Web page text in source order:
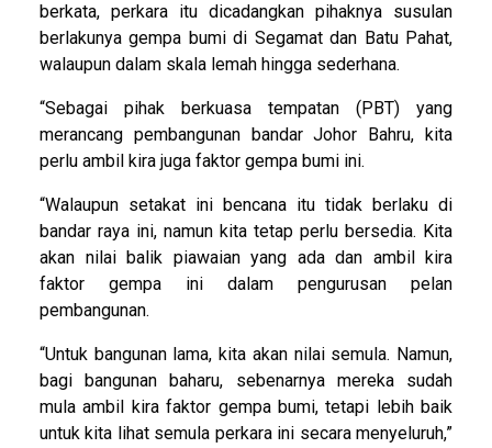
berkata, perkara itu dicadangkan pihaknya susulan
berlakunya gempa bumi di Segamat dan Batu Pahat,
walaupun dalam skala lemah hingga sederhana.
“Sebagai pihak berkuasa tempatan (PBT) yang
merancang pembangunan bandar Johor Bahru, kita
perlu ambil kira juga faktor gempa bumi ini.
“Walaupun setakat ini bencana itu tidak berlaku di
bandar raya ini, namun kita tetap perlu bersedia. Kita
akan nilai balik piawaian yang ada dan ambil kira
faktor gempa ini dalam pengurusan pelan
pembangunan.
“Untuk bangunan lama, kita akan nilai semula. Namun,
bagi bangunan baharu, sebenarnya mereka sudah
mula ambil kira faktor gempa bumi, tetapi lebih baik
untuk kita lihat semula perkara ini secara menyeluruh,”